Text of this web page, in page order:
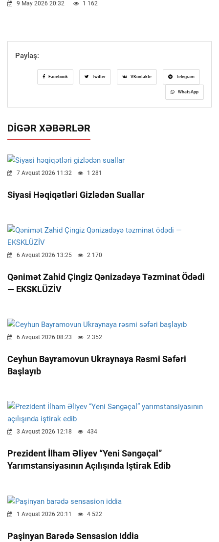
9 May 2026 20:32 1 162
Paylaş:
Facebook Twitter VKontakte Telegram
WhatsApp
DIGƏR XƏBƏRLƏR
7 Avqust 2026 11:32 1 281
Siyasi Həqiqətləri Gizlədən Suallar
6 Avqust 2026 13:25 2 170
Qənimət Zahid Çingiz Qənizadəyə Təzminat Ödədi
— EKSKLÜZİV
6 Avqust 2026 08:23 2 352
Ceyhun Bayramovun Ukraynaya Rəsmi Səfəri
Başlayıb
3 Avqust 2026 12:18 434
Prezident İlham Əliyev “Yeni Səngəçal”
Yarımstansiyasının Açılışında Iştirak Edib
1 Avqust 2026 20:11 4 522
Paşinyan Barədə Sensasion Iddia